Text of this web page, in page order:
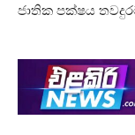
ජාතික පක්ෂය